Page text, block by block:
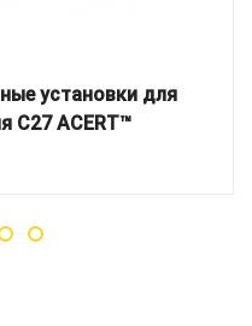
установки для
C27 ACERT™